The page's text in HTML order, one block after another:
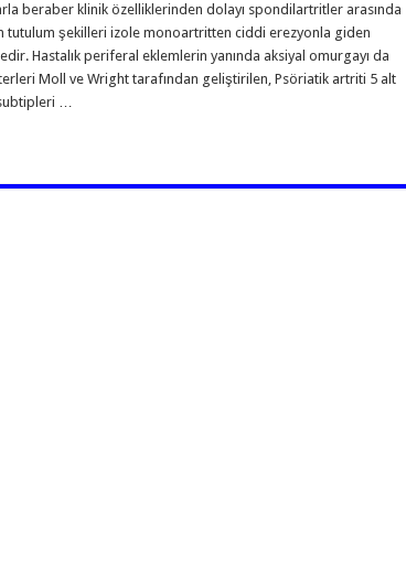
beraber klinik özelliklerinden dolayı spondilartritler arasında
tutulum şekilleri izole monoartritten ciddi erezyonla giden
Hastalık periferal eklemlerin yanında aksiyal omurgayı da
Moll ve Wright tarafından geliştirilen, Psöriatik artriti 5 alt
subtipleri …